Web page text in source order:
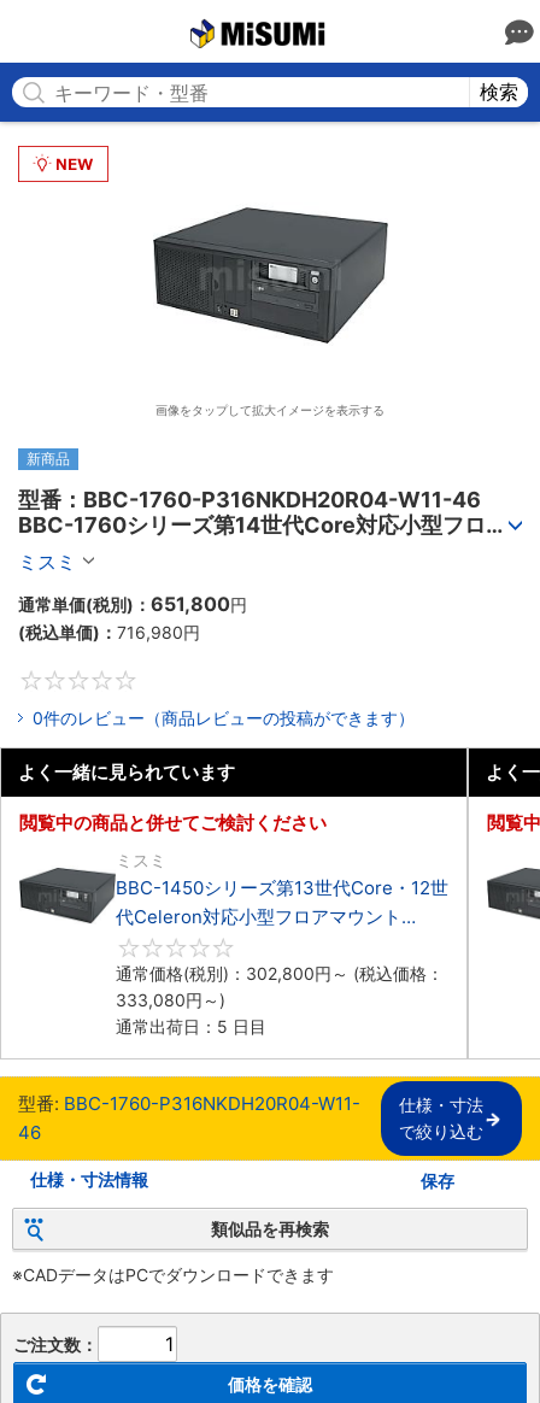
検索
画像をタップして拡大イメージを表示する
新商品
型番：BBC-1760-P316NKDH20R04-W11-46
BBC-1760シリーズ第14世代Core対応小型フロア
マウント3PCIe
ミスミ
通常単価(税別)： 651,800円
(税込単価)： 716,980円
0件のレビュー（商品レビューの投稿ができます）
よく一緒に見られています
閲覧中の商品と併せてご検討ください
ミスミ
BBC-1450シリーズ第13世代Core・12世
代Celeron対応小型フロアマウント
4PCIe
通常価格(税別)： 302,800円 ～ (税込価格：
333,080円 ～)
通常出荷日：5 日目
よく
閲覧
型番: BBC-1760-P316NKDH20R04-W11-
46
仕様・寸法
で絞り込む
仕様・寸法情報 保存
類似品を再検索
※CADデータはPCでダウンロードできます
ご注文数：
価格を確認